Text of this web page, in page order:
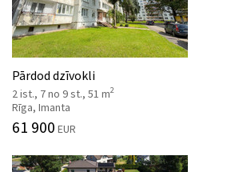
Pārdod dzīvokli
2 ist., 7 no 9 st., 51 m2
Rīga, Imanta
61 900 EUR